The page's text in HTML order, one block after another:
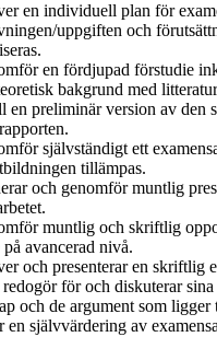
en individuell plan för
uppgiften och
en fördjupad förstudie
bakgrund med
en preliminär version av den
självständigt ett
tillämpas.
och genomför muntlig
muntlig och skriftlig
på avancerad nivå.
och presenterar en skriftlig
för och diskuterar sina
och de argument som ligger
en självvärdering av